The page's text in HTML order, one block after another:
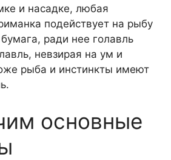
и насадке, любая
подействует на рыбу
ради нее голавль
невзирая на ум и
рыба и инстинкты имеют
основные